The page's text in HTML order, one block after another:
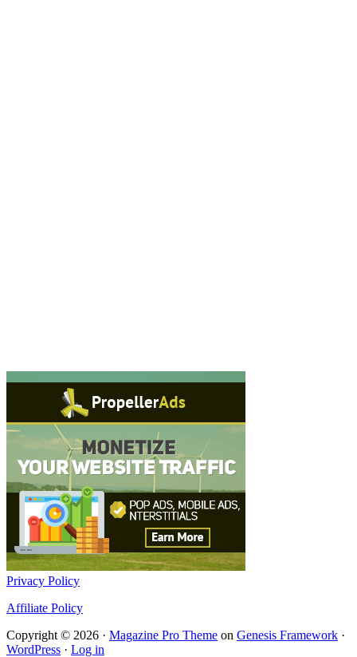
Privacy Policy
Affiliate Policy
Copyright © 2026 · Magazine Pro Theme on Genesis Framework ·
WordPress · Log in